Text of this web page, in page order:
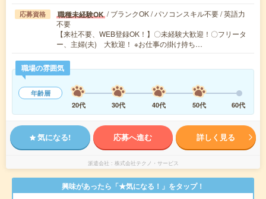
応募資格 職種未経験OK / ブランクOK / パソコンスキル不要 / 英語力
不要
【来社不要、WEB登録OK！】〇未経験大歓迎！〇フリータ
ー、主婦(夫) 大歓迎！ ※お仕事の掛け持ち…
職場の雰囲気
年齢層
20代
30代 40代 50代 60代
気になる! 応募へ進む 詳しく見る
派遣会社 株式会社テクノ・サービス
興味があったら「★気になる！」をタップ！